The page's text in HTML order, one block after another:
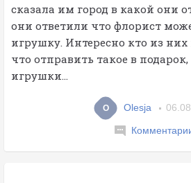
сказала им город в какой они
они ответили что флорист
игрушку. Интересно кто из них
что отправить такое в
игрушки...
O Olesja